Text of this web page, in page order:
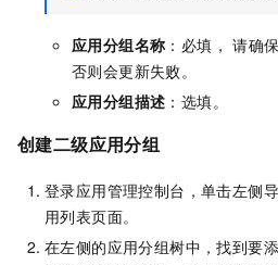
应用分组名称 ：必填， 请确
否则会更新失败。
应用分组描述 ：选填。
创建二级应用分组
登录应用管理控制台，单击左侧
用列表页面。
在左侧的应用分组树中，找到要